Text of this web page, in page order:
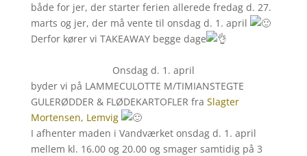
både for jer, der starter ferien allerede fredag d. 27.
marts og jer, der må vente til onsdag d. 1. april
Derfor kører vi TAKEAWAY begge dage
Onsdag d. 1. april
byder vi på LAMMECULOTTE M/TIMIANSTEGTE
GULERØDDER & FLØDEKARTOFLER fra Slagter
Mortensen, Lemvig
I afhenter maden i Vandværket onsdag d. 1. april
mellem kl. 16.00 og 20.00 og smager samtidig på 3